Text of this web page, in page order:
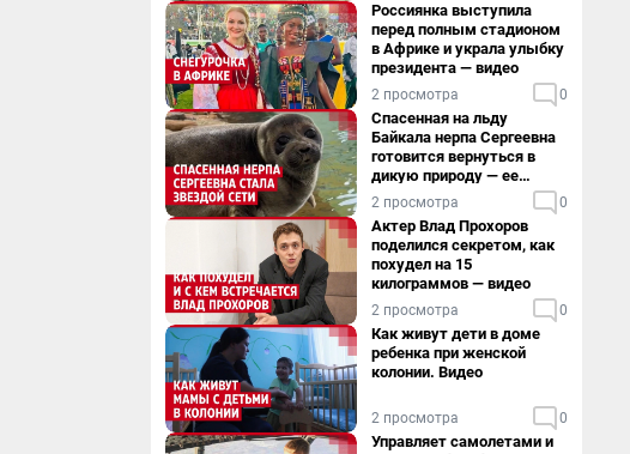
Россиянка выступила
перед полным стадионом
в Африке и украла улыбку
президента — видео
2 просмотра 0
Спасенная на льду
Байкала нерпа Сергеевна
готовится вернуться в
дикую природу — ее
видеоистория
2 просмотра 0
Актер Влад Прохоров
поделился секретом, как
похудел на 15
килограммов — видео
2 просмотра 0
Как живут дети в доме
ребенка при женской
колонии. Видео
2 просмотра 0
Управляет самолетами и